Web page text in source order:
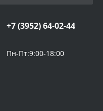
+7 (3952) 64-02-44
Пн-Пт:9:00-18:00